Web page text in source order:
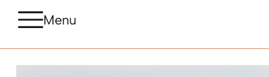
Menu